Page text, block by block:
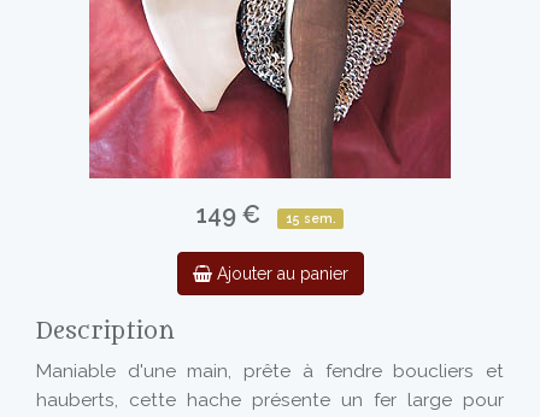
149 € 15 sem.
Ajouter au panier
Description
Maniable d'une main, prête à fendre boucliers et
hauberts, cette hache présente un fer large pour